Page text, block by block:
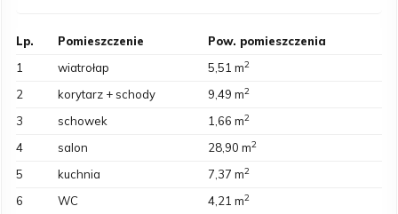
Lp. Pomieszczenie
Pow. pomieszczenia
1
wiatrołap 5,51 m2
2 korytarz + schody 9,49 m2
3 schowek 1,66 m2
4 salon 28,90 m2
5 kuchnia 7,37 m2
6 WC 4,21 m2